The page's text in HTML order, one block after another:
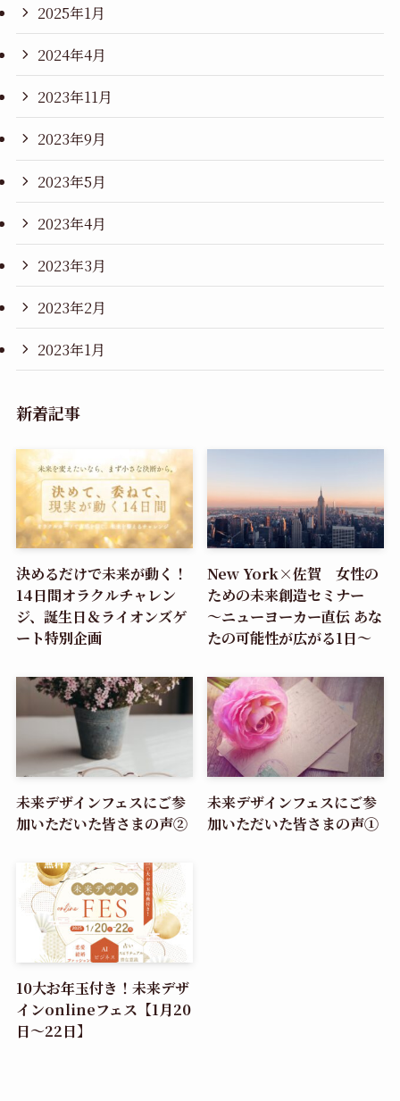
2025年1月
2024年4月
2023年11月
2023年9月
2023年5月
2023年4月
2023年3月
2023年2月
2023年1月
新着記事
決めるだけで未来が動く！
14日間オラクルチャレン
ジ、誕生日＆ライオンズゲ
ート特別企画
New York×佐賀 女性の
ための未来創造セミナー
～ニューヨーカー直伝 あな
たの可能性が広がる1日～
未来デザインフェスにご参
加いただいた皆さまの声②
未来デザインフェスにご参
加いただいた皆さまの声①
10大お年玉付き！未来デザ
インonlineフェス【1月20
日～22日】